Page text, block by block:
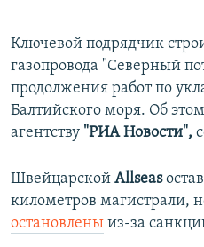
Ключевой подрядчик
газопровода "Северный
продолжения работ по
Балтийского моря. Об
агентству "РИА Новости",
Швейцарской Allseas
километров магистрали,
остановлены из-за